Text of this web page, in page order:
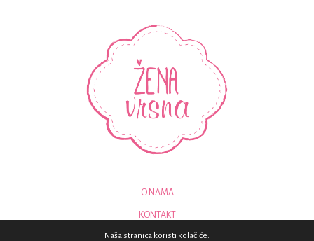
O NAMA
KONTAKT
Naša stranica koristi kolačiće.